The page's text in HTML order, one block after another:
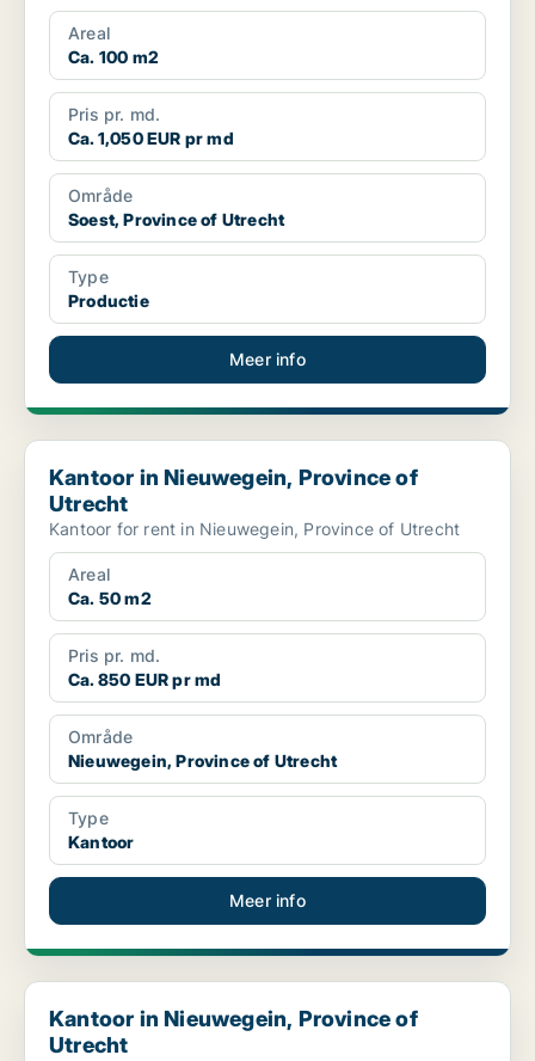
Areal
Ca. 100 m2
Pris pr. md.
Ca. 1,050 EUR pr md
Område
Soest, Province of Utrecht
Type
Productie
Meer info
Kantoor in Nieuwegein, Province of Utrecht
Kantoor in Nieuwegein, Province of
Utrecht
Kantoor for rent in Nieuwegein, Province of Utrecht
Areal
Ca. 50 m2
Pris pr. md.
Ca. 850 EUR pr md
Område
Nieuwegein, Province of Utrecht
Type
Kantoor
Meer info
Kantoor in Nieuwegein, Province of Utrecht
Kantoor in Nieuwegein, Province of
Utrecht